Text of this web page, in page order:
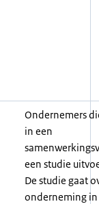
Ondernemers
in een
een studie
De studie gaat
onderneming